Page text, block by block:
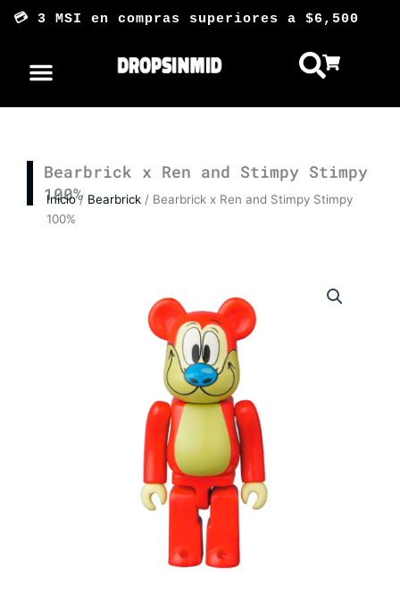
3 MSI en compras superiores a
Bearbrick x Ren and Stimpy Stimpy
100%
Inicio/ Bearbrick / Bearbrick x Ren and Stimpy Stimpy
100%